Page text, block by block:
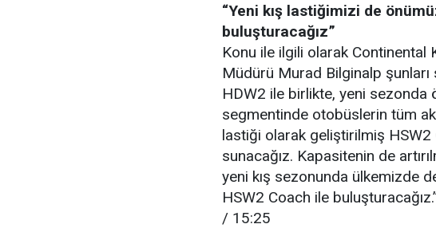
“Yeni kış lastiğimizi de
buluşturacağız”
Konu ile ilgili olarak Continental
Müdürü Murad Bilginalp şunları
HDW2 ile birlikte, yeni sezonda
segmentinde otobüslerin tüm
lastiği olarak geliştirilmiş HSW2
sunacağız. Kapasitenin de
yeni kış sezonunda ülkemizde
HSW2 Coach ile
/ 15:25